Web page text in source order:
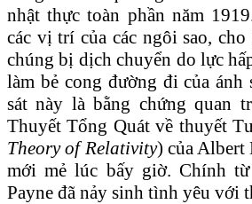
nhật thực toàn phần năm
các vị trí của các ngôi sao, cho
chúng bị dịch chuyển do lực
làm bẻ cong đường đi của ánh
sát này là bằng chứng quan
Thuyết Tổng Quát về thuyết
Theory of Relativity) của Albert
mới mẻ lúc bấy giờ. Chính
Payne đã nảy sinh tình yêu với